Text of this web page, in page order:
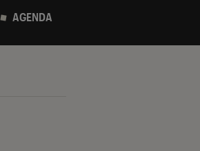
AGENDA